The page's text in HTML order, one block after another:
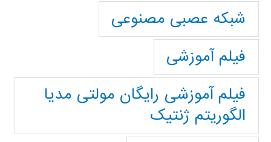
شبکه عصبی مصنوعی
فیلم آموزشی
فیلم آموزشی رایگان مولتی مدیا
الگوریتم ژنتیک